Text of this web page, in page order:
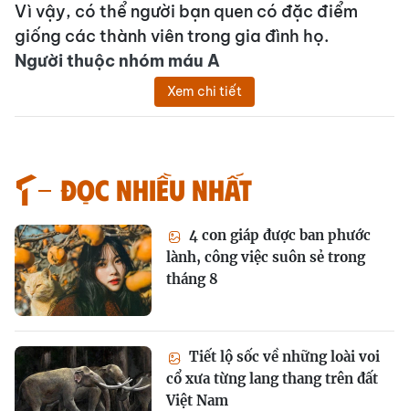
Vì vậy, có thể người bạn quen có đặc điểm
giống các thành viên trong gia đình họ.
Người thuộc nhóm máu A
Xem chi tiết
Đọc nhiều nhất
4 con giáp được ban phước
lành, công việc suôn sẻ trong
tháng 8
Tiết lộ sốc về những loài voi
cổ xưa từng lang thang trên đất
Việt Nam